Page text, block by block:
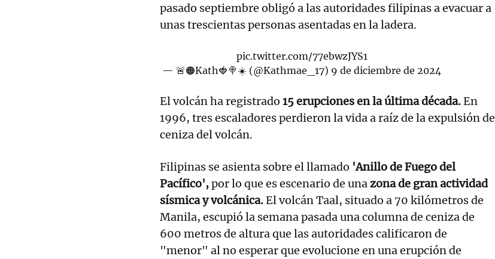
pasado septiembre obligó a las autoridades filipinas a evacuar a
unas trescientas personas asentadas en la ladera.
pic.twitter.com/77ebwzJYS1
— 🚨🟠Kath🍓🍭☀️ (@Kathmae_17) 9 de diciembre de 2024
El volcán ha registrado 15 erupciones en la última década.En
1996, tres escaladores perdieron la vida a raíz de la expulsión de
ceniza del volcán.
Filipinas se asienta sobre el llamado 'Anillo de Fuego del
Pacífico',por lo que es escenario de unazona de gran actividad
sísmica y volcánica.El volcán Taal, situado a 70 kilómetros de
Manila, escupió la semana pasada una columna de ceniza de
600 metros de altura que las autoridades calificaron de
"menor" al no esperar que evolucione en una erupción de